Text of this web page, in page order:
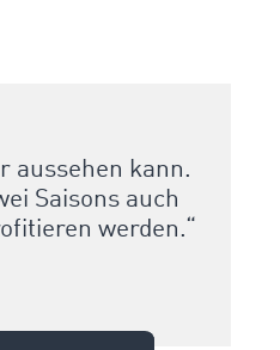
aussehen kann.
Saisons auch
werden.“